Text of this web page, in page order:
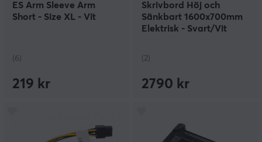
ES Arm Sleeve Arm
Short - Size XL - Vit
(6)
219 kr
Skrivbord Höj och
Sänkbart 1600x700mm
Elektrisk - Svart/Vit
(2)
2790 kr